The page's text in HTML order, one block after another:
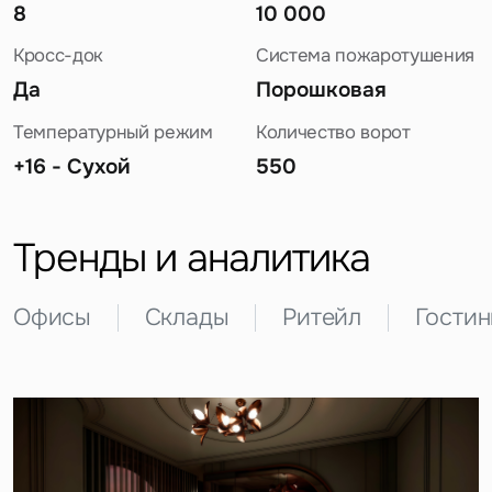
8 10 000
Кросс-док
Да
Система пожаротушения
Порошковая
Температурный режим
+16 - Сухой
Количество ворот
550
Тренды и аналитика
Офисы Склады Ритейл
Предложение
Это обязательное поле